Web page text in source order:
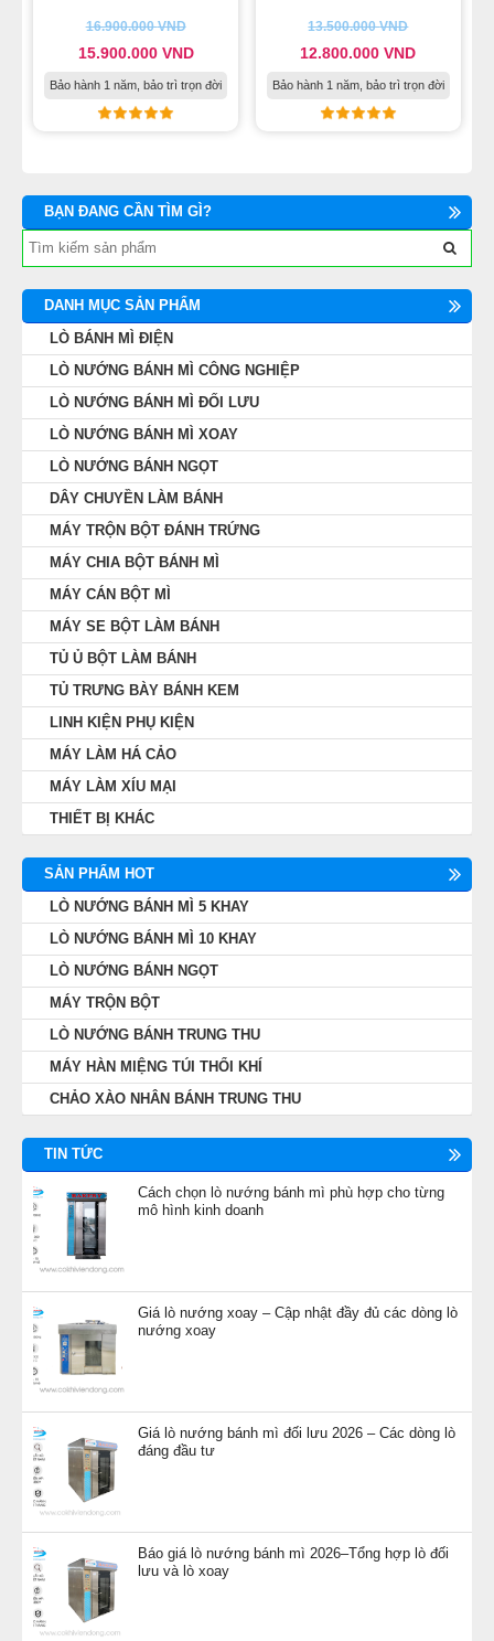
16.900.000VND
15.900.000 VND
Bảo hành 1 năm, bảo trì trọn đời
13.500.000VND
12.800.000VND
Bảo hành 1 năm, bảo trì trọn đời
BẠN ĐANG CẦN TÌM GÌ?
DANH MỤC SẢN PHẨM
LÒ BÁNH MÌ ĐIỆN
LÒ NƯỚNG BÁNH MÌ CÔNG NGHIỆP
LÒ NƯỚNG BÁNH MÌ ĐỐI LƯU
LÒ NƯỚNG BÁNH MÌ XOAY
LÒ NƯỚNG BÁNH NGỌT
DÂY CHUYỀN LÀM BÁNH
MÁY TRỘN BỘT ĐÁNH TRỨNG
MÁY CHIA BỘT BÁNH MÌ
MÁY CÁN BỘT MÌ
MÁY SE BỘT LÀM BÁNH
TỦ Ủ BỘT LÀM BÁNH
TỦ TRƯNG BÀY BÁNH KEM
LINH KIỆN PHỤ KIỆN
MÁY LÀM HÁ CẢO
MÁY LÀM XÍU MẠI
THIẾT BỊ KHÁC
SẢN PHẨM HOT
LÒ NƯỚNG BÁNH MÌ 5 KHAY
LÒ NƯỚNG BÁNH MÌ 10 KHAY
LÒ NƯỚNG BÁNH NGỌT
MÁY TRỘN BỘT
LÒ NƯỚNG BÁNH TRUNG THU
MÁY HÀN MIỆNG TÚI THỔI KHÍ
CHẢO XÀO NHÂN BÁNH TRUNG THU
TIN TỨC
Cách chọn lò nướng bánh mì phù hợp cho từng
mô hình kinh doanh
Giá lò nướng xoay – Cập nhật đầy đủ các dòng lò
nướng xoay
Giá lò nướng bánh mì đối lưu 2026 – Các dòng lò
đáng đầu tư
Báo giá lò nướng bánh mì 2026–Tổng hợp lò đối
lưu và lò xoay